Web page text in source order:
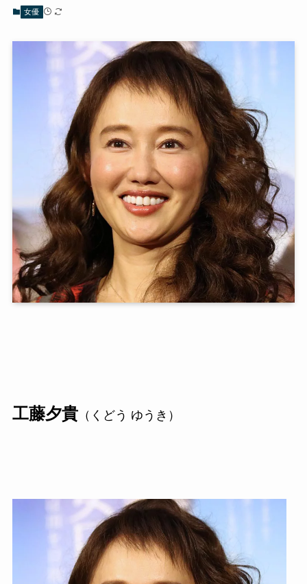
女優
工藤夕貴（くどう ゆうき）